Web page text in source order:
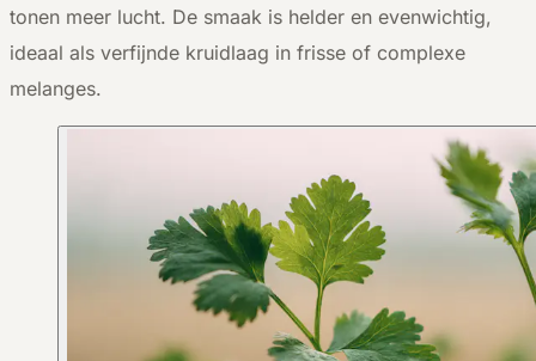
tonen meer lucht. De smaak is helder en evenwichtig,
ideaal als verfijnde kruidlaag in frisse of complexe
melanges.